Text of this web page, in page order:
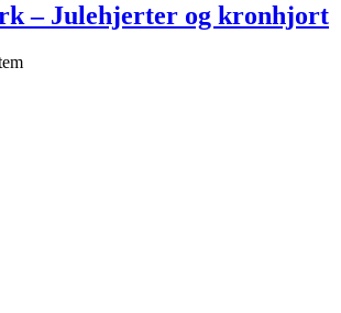
– Julehjerter og kronhjort